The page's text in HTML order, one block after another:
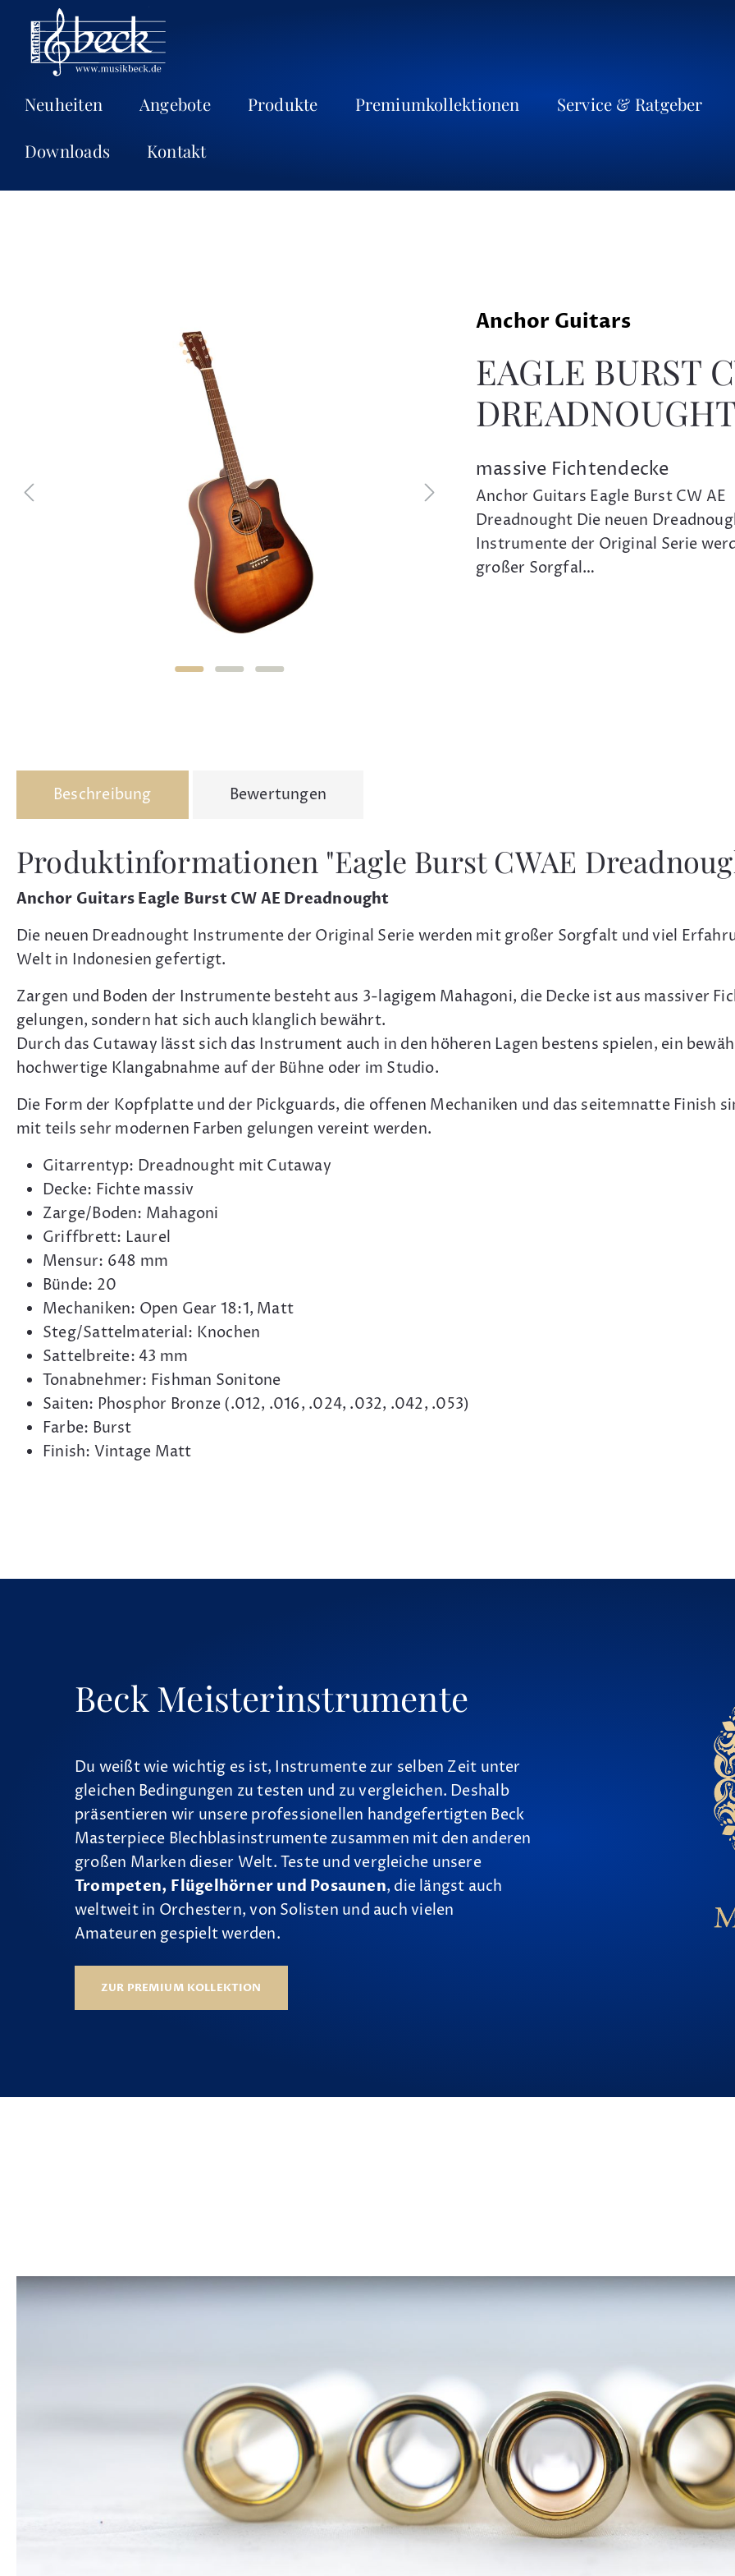
Neuheiten Angebote Produkte Premiumkollektionen Service & Ratgeber
Downloads Kontakt
Anchor Guitars
EAGLE BURST
DREADNOUGHT
massive Fichtendecke
Anchor Guitars Eagle Burst CW AE
Dreadnought Die neuen
Instrumente der Original Serie
großer Sorgfal…
Beschreibung Bewertungen
Produktinformationen "Eagle Burst CWAE
Anchor Guitars Eagle Burst CW AE Dreadnought
Die neuen Dreadnought Instrumente der Original Serie werden mit großer Sorgfalt und viel
Welt in Indonesien gefertigt.
Zargen und Boden der Instrumente besteht aus 3-lagigem Mahagoni, die Decke ist aus massiver
gelungen, sondern hat sich auch klanglich bewährt.
Durch das Cutaway lässt sich das Instrument auch in den höheren Lagen bestens spielen, ein
hochwertige Klangabnahme auf der Bühne oder im Studio.
Die Form der Kopfplatte und der Pickguards, die offenen Mechaniken und das seitemnatte Finish
mit teils sehr modernen Farben gelungen vereint werden.
Gitarrentyp: Dreadnought mit Cutaway
Decke: Fichte massiv
Zarge/Boden: Mahagoni
Griffbrett: Laurel
Mensur: 648 mm
Bünde: 20
Mechaniken: Open Gear 18:1, Matt
Steg/Sattelmaterial: Knochen
Sattelbreite: 43 mm
Tonabnehmer: Fishman Sonitone
Saiten: Phosphor Bronze (.012, .016, .024, .032, .042, .053)
Farbe: Burst
Finish: Vintage Matt
Beck Meisterinstrumente
Du weißt wie wichtig es ist, Instrumente zur selben Zeit unter
gleichen Bedingungen zu testen und zu vergleichen. Deshalb
präsentieren wir unsere professionellen handgefertigten Beck
Masterpiece Blechblasinstrumente zusammen mit den anderen
großen Marken dieser Welt. Teste und vergleiche unsere
Trompeten, Flügelhörner und Posaunen, die längst auch
weltweit in Orchestern, von Solisten und auch vielen
Amateuren gespielt werden.
ZUR PREMIUM KOLLEKTION